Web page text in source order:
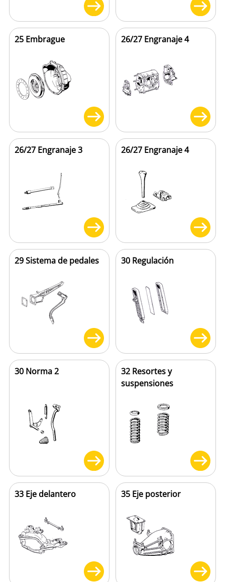
25 Embrague 26/27 Engranaje 4
26/27 Engranaje 3 26/27 Engranaje 4
29 Sistema de pedales 30 Regulación
30 Norma 2
32 Resortes y
suspensiones
33 Eje delantero 35 Eje posterior